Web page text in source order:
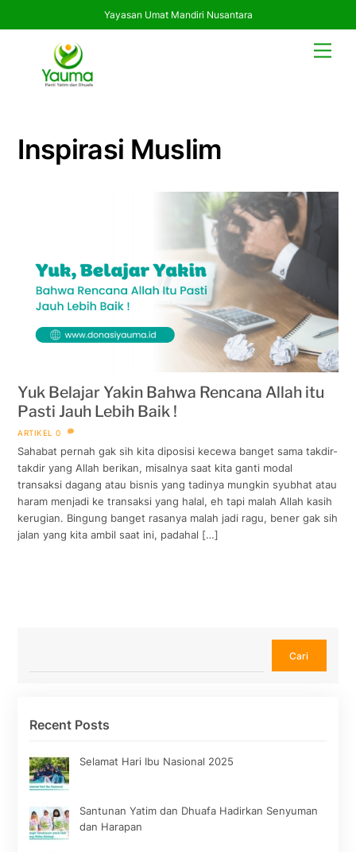
Yayasan Umat Mandiri Nusantara
Inspirasi Muslim
Yuk Belajar Yakin Bahwa Rencana Allah itu
Pasti Jauh Lebih Baik !
ARTIKEL 0
Sahabat pernah gak sih kita diposisi kecewa banget sama takdir-
takdir yang Allah berikan, misalnya saat kita ganti modal
transaksi dagang atau bisnis yang tadinya mungkin syubhat atau
haram menjadi ke transaksi yang halal, eh tapi malah Allah kasih
kerugian. Bingung banget rasanya malah jadi ragu, bener gak sih
jalan yang kita ambil saat ini, padahal […]
Cari
Recent Posts
Selamat Hari Ibu Nasional 2025
Santunan Yatim dan Dhuafa Hadirkan Senyuman
dan Harapan